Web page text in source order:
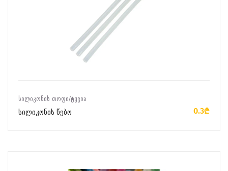
ᲡᲘᲚᲘᲙᲝᲜᲘᲡ ᲗᲝᲤᲘ/ᲢᲧᲕᲘᲐ
სილიკონის წებო 0.3₾